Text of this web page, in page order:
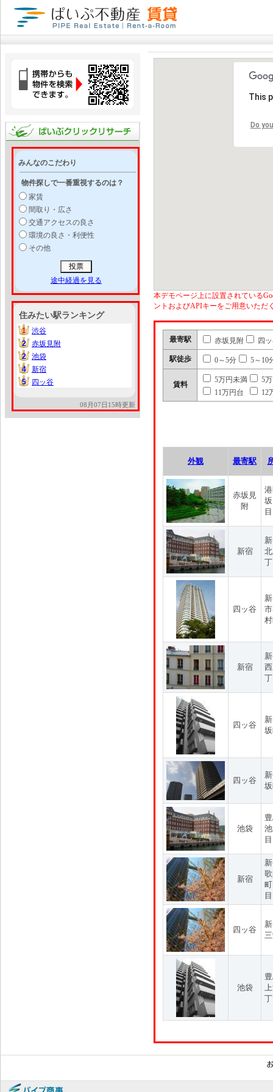
みんなのこだわり
物件探しで一番重視するのは？
家賃
間取り・広さ
交通アクセスの良さ
環境の良さ・利便性
その他
途中経過を見る
住みたい駅ランキング
1
1
渋谷
2
2
赤坂見附
2
2
池袋
4
4
新宿
5
5 四ッ谷
08月07日15時更新
This
Do
本デモページ上に設置されている
ントおよびAPIキーをご用意いただ
最寄駅 赤坂見附 四
駅徒歩 0～5分 5～10
賃料
5万円未満
5
11万円台
12
外観 最寄駅
赤坂見
附
目
新宿
四ッ谷
新宿
四ッ谷
四ッ谷
池袋
新宿
目
四ッ谷
池袋